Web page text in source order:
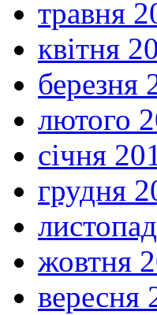
травня
квітня
березня
лютого
січня
грудня
жовтня
вересня